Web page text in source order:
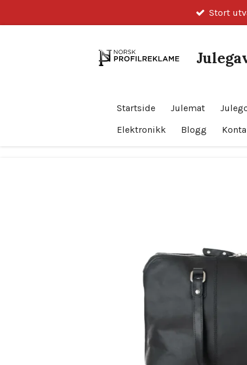
Stort
Startside Julemat
Elektronikk
Blogg